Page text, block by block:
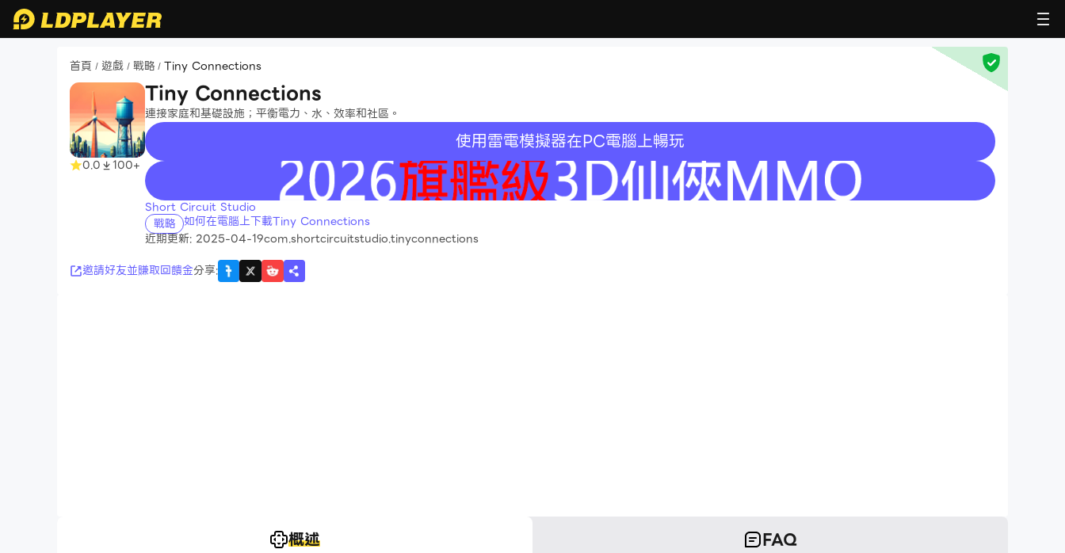
首頁 / 遊戲 / 戰略 / Tiny Connections
0.0 100+
Tiny Connections
連接家庭和基礎設施；平衡電力、水、效率和社區。
使用雷電模擬器在PC電腦上暢玩
recommend
Short Circuit Studio
戰略 如何在電腦上下載Tiny Connections
近期更新: 2025-04-19com.shortcircuitstudio.tinyconnections
邀請好友並賺取回饋金分享:
概述 FAQ